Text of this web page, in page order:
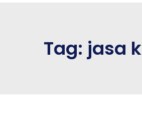
Tag: jasa